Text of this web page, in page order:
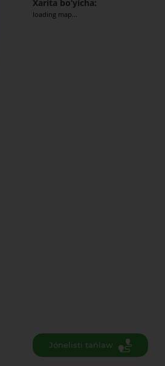
Xarita bo‘yicha:
loading map...
Jónelisti tańlaw